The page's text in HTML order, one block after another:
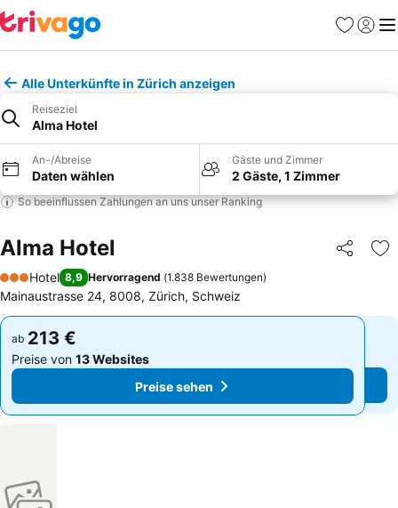
Favoriten
Alle Unterkünfte in Zürich anzeigen
Reiseziel
Alma Hotel
An-/Abreise
Daten wählen
Gäste und Zimmer
2 Gäste, 1 Zimmer
So beeinflussen Zahlungen an uns unser Ranking
Alma Hotel Teilen
3 Sterne
Hotel 8,9 Hervorragend (1.838 Bewertungen)
Mainaustrasse 24, 8008, Zürich, Schweiz
ab 213 €
Preise von 13 Websites
Preise sehen
ab 213 €
Preise von 13 Websites
Preise sehen